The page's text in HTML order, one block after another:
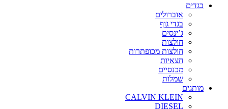
בגדים
אוברולים
בגדי גוף
ג’ינסים
חולצות
חולצות מכופתרות
חצאיות
מכנסיים
שמלות
מותגים
CALVIN KLEIN
DIESEL